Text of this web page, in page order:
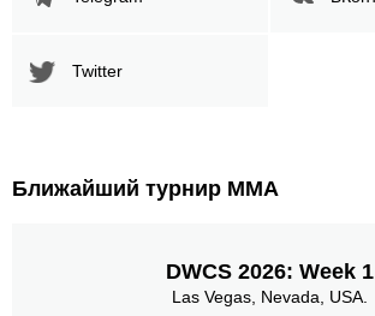
Twitter
Ближайший турнир ММА
DWCS 2026: Week 1
Las Vegas, Nevada, USA.